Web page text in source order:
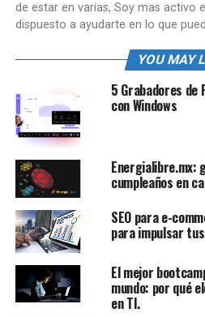
de estar en varias, Soy mas activo
dispuesto a ayudarte en lo que
YOU MAY
5 Grabadores de
con Windows
Energialibre.mx:
cumpleaños en
SEO para e-
para impulsar
El mejor
mundo: por qué
en TI.